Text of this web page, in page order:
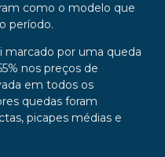
como o modelo que
período.
marcado por uma queda
nos preços de
em todos os
quedas foram
picapes médias e